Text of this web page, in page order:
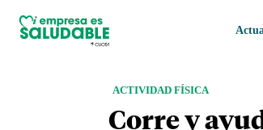
ACTIVIDAD FÍSICA
Corre y